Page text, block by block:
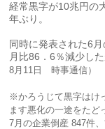
経常黒字が10兆円の
年ぶり。
同時に発表された6
月比86．6％減少し
8月11日 時事通信）
※かろうじて黒字はけ
ます悪化の一途をたど
7月の企業倒産 847件